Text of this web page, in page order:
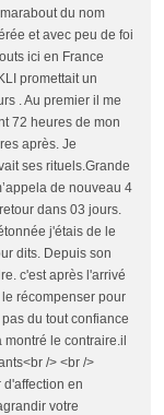
du nom
et avec peu de foi
ici en France
promettait un
. Au premier il me
72 heures de mon
après. Je
ses rituels.Grande
de nouveau 4
dans 03 jours.
j'étais de le
dits. Depuis son
c'est après l'arrivé
récompenser pour
du tout confiance
montré le contraire.il
/> <br />
d'affection en
votre